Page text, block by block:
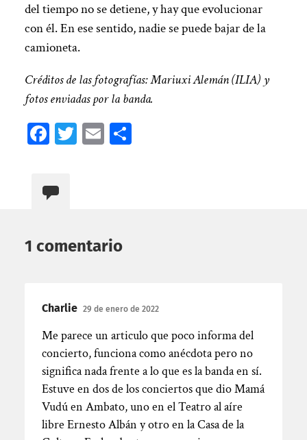
del tiempo no se detiene, y hay que evolucionar
con él. En ese sentido, nadie se puede bajar de la
camioneta.
Créditos de las fotografías: Mariuxi Alemán (ILIA) y
fotos enviadas por la banda.
Facebook
Twitter
EmailCompartir
1 comentario
Charlie 29 de enero de 2022
Me parece un articulo que poco informa del
concierto, funciona como anécdota pero no
significa nada frente a lo que es la banda en sí.
Estuve en dos de los conciertos que dio Mamá
Vudú en Ambato, uno en el Teatro al aíre
libre Ernesto Albán y otro en la Casa de la